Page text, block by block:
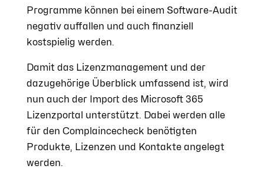
Programme können bei einem Software-Audit
negativ auffallen und auch finanziell
kostspielig werden.
Damit das Lizenzmanagement und der
dazugehörige Überblick umfassend ist, wird
nun auch der Import des Microsoft 365
Lizenzportal unterstützt. Dabei werden alle
für den Complaincecheck benötigten
Produkte, Lizenzen und Kontakte angelegt
werden.